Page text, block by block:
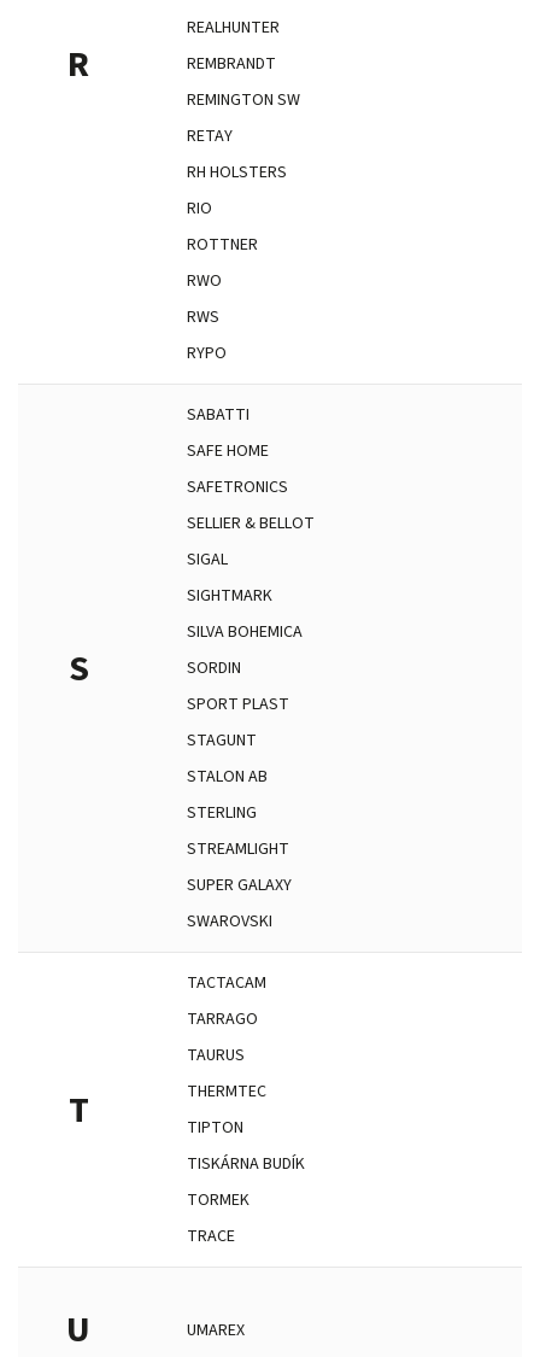
R
REALHUNTER
REMBRANDT
REMINGTON SW
RETAY
RH HOLSTERS
RIO
ROTTNER
RWO
RWS
RYPO
S
SABATTI
SAFE HOME
SAFETRONICS
SELLIER & BELLOT
SIGAL
SIGHTMARK
SILVA BOHEMICA
SORDIN
SPORT PLAST
STAGUNT
STALON AB
STERLING
STREAMLIGHT
SUPER GALAXY
SWAROVSKI
T
TACTACAM
TARRAGO
TAURUS
THERMTEC
TIPTON
TISKÁRNA BUDÍK
TORMEK
TRACE
U UMAREX